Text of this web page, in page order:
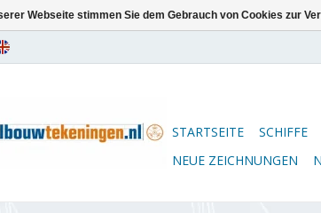
STARTSEITE SCHIFFE
NEUE ZEICHNUNGEN
Webseite stimmen Sie dem Gebrauch von Cookies zur